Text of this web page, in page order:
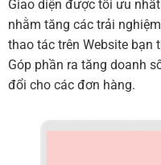
Giao diện được tối ưu
nhằm tăng các trải
thao tác trên Website bạn
Góp phần ra tăng doanh
đổi cho các đơn hàng.